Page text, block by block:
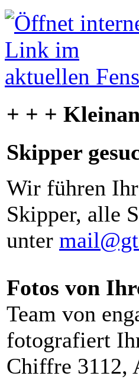
+ + +
Skipper
Wir führen
Skipper, alle
unter
Fotos von
Team von
fotografiert
Chiffre 3112,